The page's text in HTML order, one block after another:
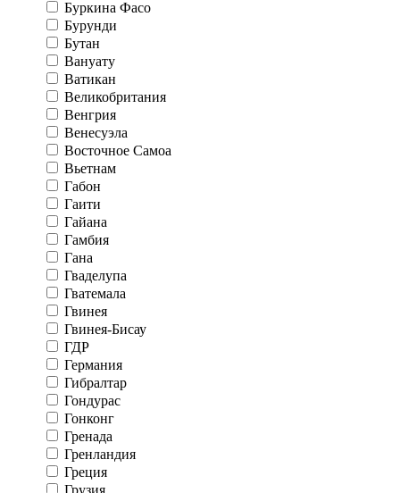
Буркина Фасо
Бурунди
Бутан
Вануату
Ватикан
Великобритания
Венгрия
Венесуэла
Восточное Самоа
Вьетнам
Габон
Гаити
Гайана
Гамбия
Гана
Гваделупа
Гватемала
Гвинея
Гвинея-Бисау
ГДР
Германия
Гибралтар
Гондурас
Гонконг
Гренада
Гренландия
Греция
Грузия